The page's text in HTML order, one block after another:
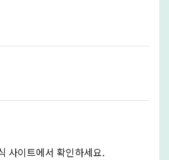
사이트에서 확인하세요.